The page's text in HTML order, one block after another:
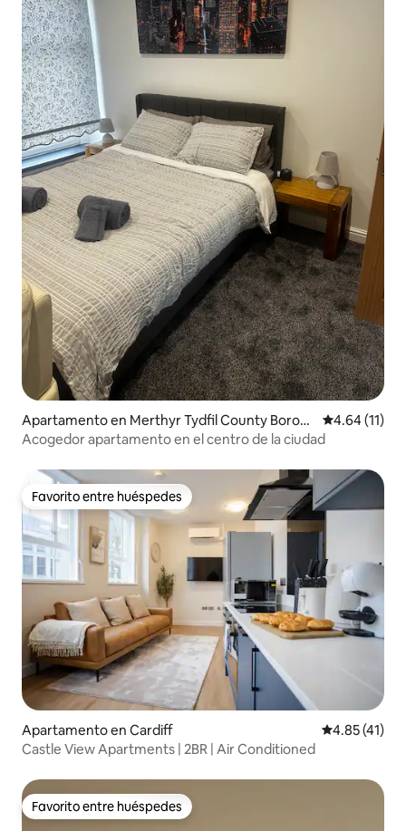
Apartamento en Merthyr Tydfil County Borou
gh
Calificación
4.64 (11)
Acogedor apartamento en el centro de la ciudad
Favorito entre huéspedes
Favorito entre huéspedes
Apartamento en Cardiff Calificación
4.85 (41)
Castle View Apartments | 2BR | Air Conditioned
Favorito entre huéspedes
Favorito entre huéspedes